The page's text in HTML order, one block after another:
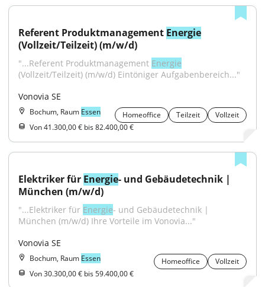
Referent Produktmanagement Energie
(Vollzeit/Teilzeit) (m/w/d)
"...Referent Produktmanagement Energie
(Vollzeit/Teilzeit) (m/w/d) Eintöniger Aufgabenbereich..."
Vonovia SE
Bochum, Raum Essen Homeoffice Teilzeit
Vollzeit
Von 41.300,00 € bis 82.400,00 €
Elektriker für Energie- und Gebäudetechnik |
München (m/w/d)
"...Elektriker für Energie- und Gebäudetechnik |
München (m/w/d) Ihre Vorteile im Vonovia..."
Vonovia SE
Bochum, Raum Essen Homeoffice
Vollzeit
Von 30.300,00 € bis 59.400,00 €